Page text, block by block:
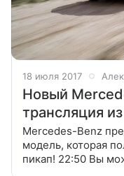
18 июля 2017
Новый
трансляция
Mercedes-Benz
модель, которая
пикап! 22:50 Вы можете пересмотреть «живое»